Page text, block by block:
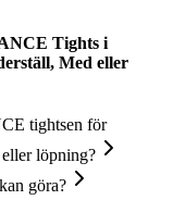
Tights i
Med eller
tightsen för
löpning?
göra?